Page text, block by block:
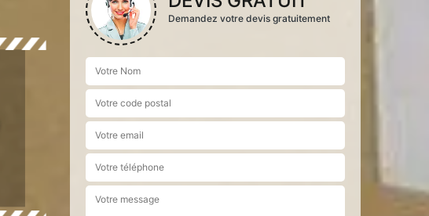
Demandez votre devis gratuitement